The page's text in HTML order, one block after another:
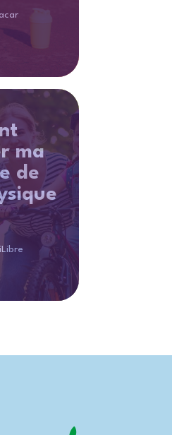
ma
de